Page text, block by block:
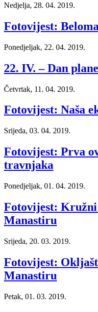
Nedjelja, 28. 04. 2019.
Fotovijest:
Ponedjeljak, 22. 04. 2019.
22. IV. – Dan
Četvrtak, 11. 04. 2019.
Fotovijest: Naša
Srijeda, 03. 04. 2019.
Fotovijest: Prva
travnjaka
Ponedjeljak, 01. 04. 2019.
Fotovijest:
Manastiru
Srijeda, 20. 03. 2019.
Fotovijest:
Manastiru
Petak, 01. 03. 2019.